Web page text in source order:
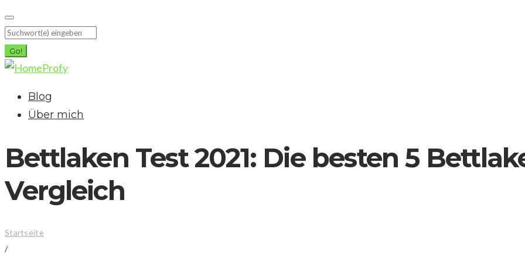
Skip
to
content
Search
for:
Go!
Blog
Über mich
Bettlaken Test 2021: Die besten 5
Vergleich
Startseite
/